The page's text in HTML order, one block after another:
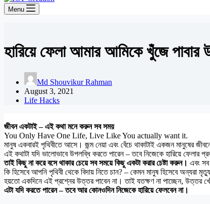
Menu
হারিয়ে ফেলা আমার আমিকে খুঁজে পাবার
Md Shouvikur Rahman
August 3, 2021
Life Hacks
জীবন একটাই – এই কথা মনে করুন সব সময়
You Only Have One Life, Live Like You actually want it.
মানুষ একবারই পৃথিবীতে আসে। জন্ম নেয়া এবং বেঁচে থাকাটাই একজন মানুষের
এই কথাটা যদি ভালোভাবে উপলব্ধি করতে পারেন – তবে নিজেকে হারিয়ে ফেলার
তাই কিছু না করে বসে থাকার চেয়ে সব সময়ে কিছু একটা করার চেষ্টা করুন। এবং
কি হিসেবে আপনি পৃথিবী থেকে বিদায় নিতে চান? – কেমন মানুষ হিসেবে অন্যরা
হয়তো একদিনে এই প্রশ্নের উত্তর পাবেন না। তাই যতক্ষণ না পাচ্ছেন, উত্তর
এটা যদি করতে পারেন – তবে আর কোনওদিন নিজেকে হারিয়ে ফেলবেন না।